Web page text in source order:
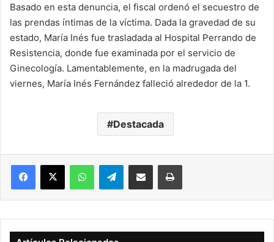
Basado en esta denuncia, el fiscal ordenó el secuestro de
las prendas íntimas de la víctima. Dada la gravedad de su
estado, María Inés fue trasladada al Hospital Perrando de
Resistencia, donde fue examinada por el servicio de
Ginecología. Lamentablemente, en la madrugada del
viernes, María Inés Fernández falleció alrededor de la 1.
Destacada
Facebook
X WhatsAppTelegramCompartir vía correo electrónicoImprimir